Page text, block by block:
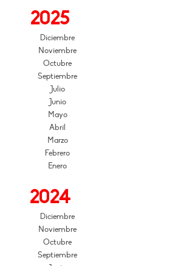
2025
Diciembre
Noviembre
Octubre
Septiembre
Julio
Junio
Mayo
Abril
Marzo
Febrero
Enero
2024
Diciembre
Noviembre
Octubre
Septiembre